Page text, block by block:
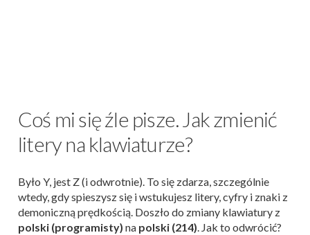
Coś mi się źle pisze. Jak zmienić
litery na klawiaturze?
Było Y, jest Z (i odwrotnie). To się zdarza, szczególnie
wtedy, gdy spieszysz się i wstukujesz litery, cyfry i znaki z
demoniczną prędkością. Doszło do zmiany klawiatury z
polski (programisty) na polski (214). Jak to odwrócić?